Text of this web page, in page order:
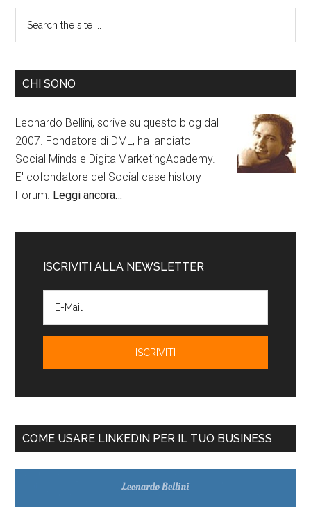
CHI SONO
Leonardo Bellini, scrive su questo blog dal
2007. Fondatore di DML, ha lanciato
Social Minds e DigitalMarketingAcademy.
E' cofondatore del Social case history
Forum. Leggi ancora…
ISCRIVITI ALLA NEWSLETTER
COME USARE LINKEDIN PER IL TUO BUSINESS